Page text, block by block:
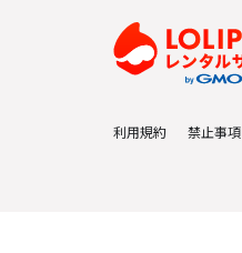
利用規約 禁止事項